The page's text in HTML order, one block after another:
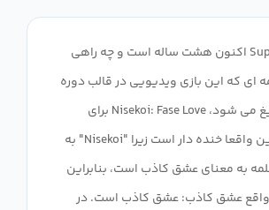
Super Mario Maker اکنون هشت ساله است و چه راهی
ای که این بازی ویدیویی در قالب دوره
های رویداد تبلیغ می شود، Nisekoi: Fase Love برای
بزرگداشت آن. این واقعا خنده دار است زیرا "Nisekoi" به
به معنای عشق کاذب است، بنابراین
واقع عشق کاذب: عشق کاذب است. در